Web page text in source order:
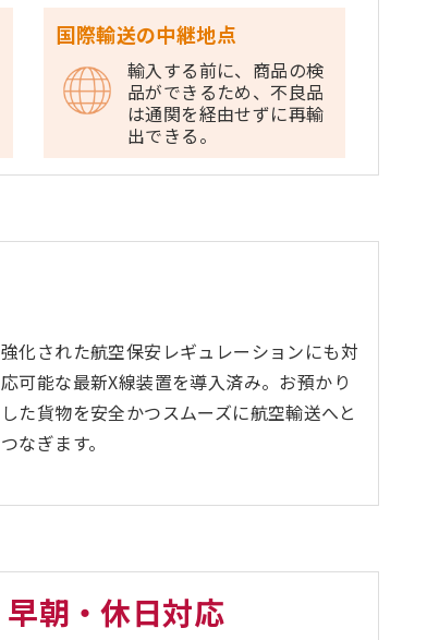
国際輸送の中継地点
輸入する前に、商品の検
品ができるため、不良品
は通関を経由せずに再輸
出できる。
強化された航空保安レギュレーションにも対
応可能な最新X線装置を導入済み。お預かり
した貨物を安全かつスムーズに航空輸送へと
つなぎます。
早朝・休日対応